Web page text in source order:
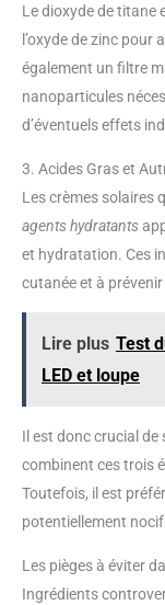
Le dioxyde de titane
l’oxyde de zinc pour
également un filtre
nanoparticules
d’éventuels effets
3. Acides Gras et
Les crèmes solaires
agents hydratants
et hydratation. Ces
cutanée et à
Lire plus Test
LED et loupe
Il est donc crucial de
combinent ces trois
Toutefois, il est
potentiellement
Les pièges à éviter
Ingrédients